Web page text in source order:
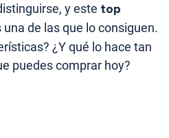
y este top
una de las que lo consiguen.
¿Y qué lo hace tan
puedes comprar hoy?